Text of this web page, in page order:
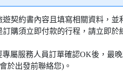
契約書內容且填寫相關資料，
購須立即付款的行程，請立即
屬服務人員訂單確認OK後，最
於出發前聯絡您)。